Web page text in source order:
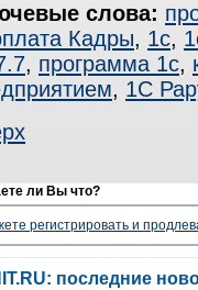
слова:
Кадры, 1с,
, программа 1с,
, 1С
ли Вы что?
регистрировать и
последние